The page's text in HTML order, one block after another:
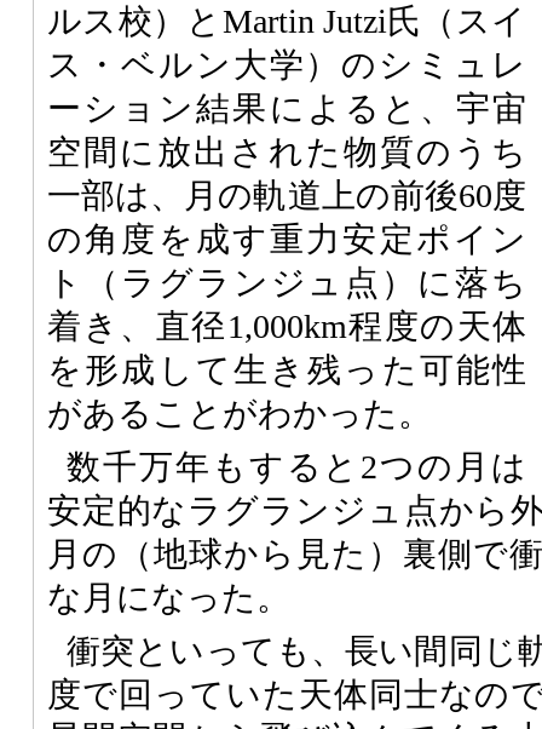
ルス校）とMartin Jutzi氏（スイ
ス・ベルン大学）のシミュレ
ーション結果によると、宇宙
空間に放出された物質のうち
一部は、月の軌道上の前後60度
の角度を成す重力安定ポイン
ト（ラグランジュ点）に落ち
着き、直径1,000km程度の天体
を形成して生き残った可能性
があることがわかった。
数千万年もすると2つの月は
安定的なラグランジュ点から
月の（地球から見た）裏側で
な月になった。
衝突といっても、長い間同じ
度で回っていた天体同士なの